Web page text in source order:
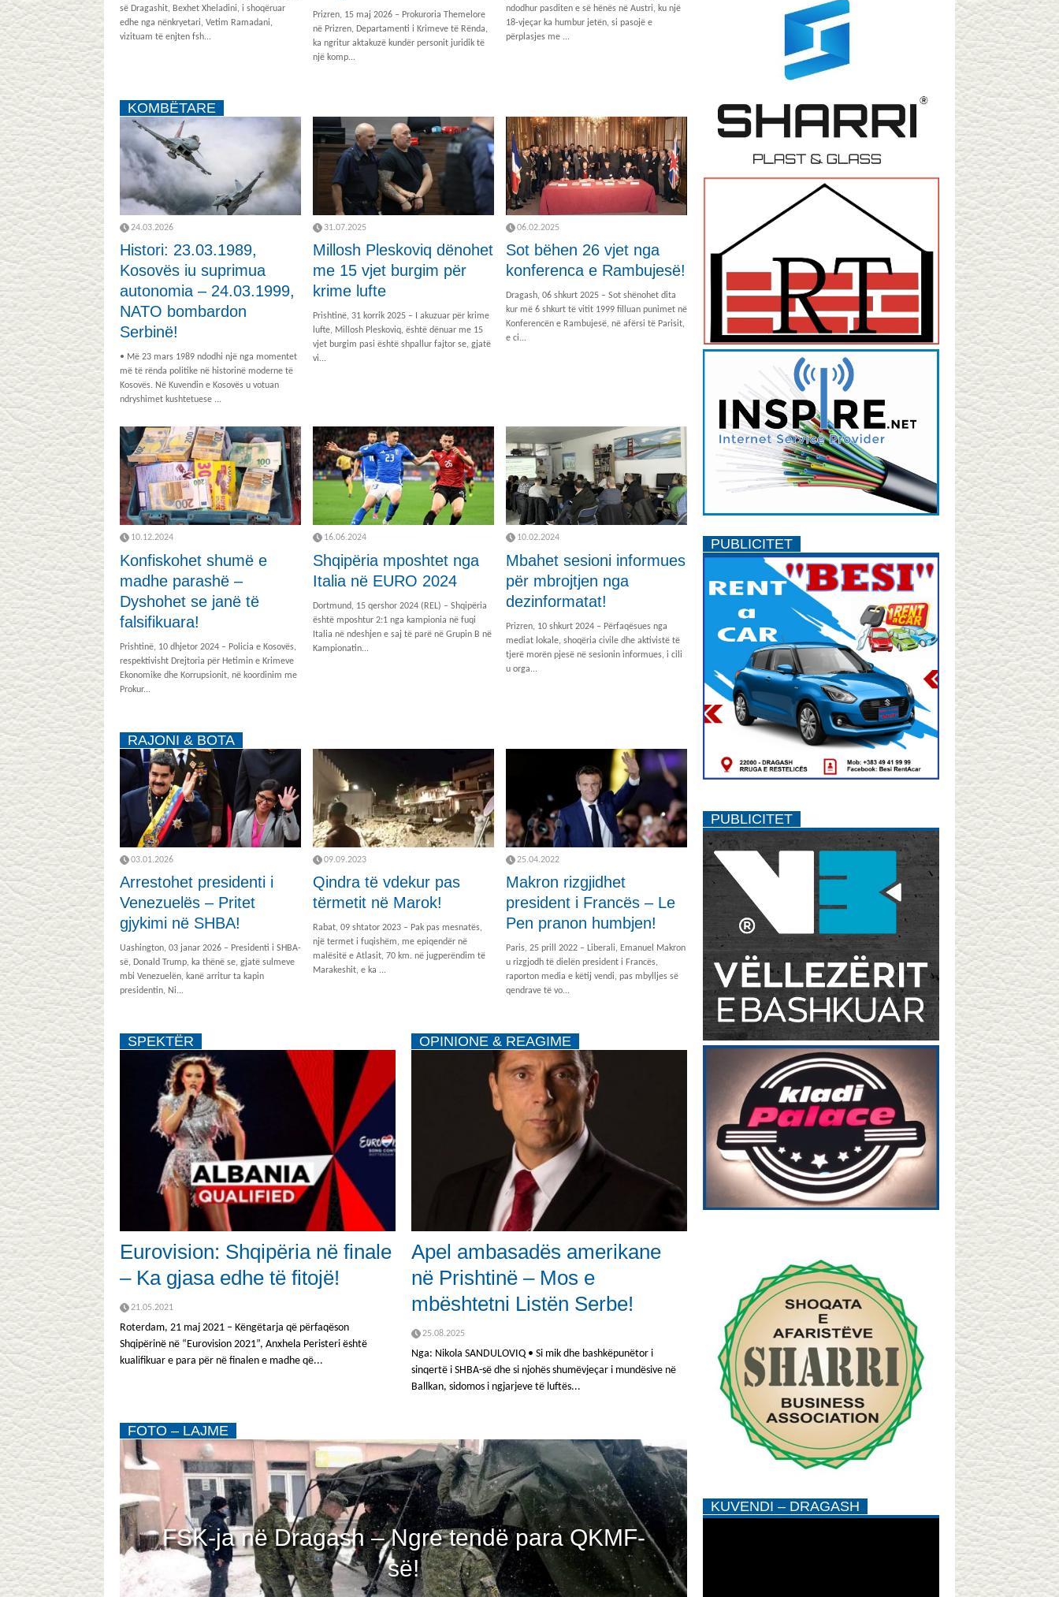
së Dragashit, Bexhet Xheladini, i shoqëruar
edhe nga nënkryetari, Vetim Ramadani,
vizituam të enjten fsh...
Prizren, 15 maj 2026 – Prokuroria Themelore
në Prizren, Departamenti i Krimeve të Rënda,
ka ngritur aktakuzë kundër personit juridik të
një komp...
ndodhur pasditen e së hënës në Austri, ku një
18-vjeçar ka humbur jetën, si pasojë e
përplasjes me ...
KOMBËTARE
24.03.2026
Histori: 23.03.1989,
Kosovës iu suprimua
autonomia – 24.03.1999,
NATO bombardon
Serbinë!
• Më 23 mars 1989 ndodhi një nga momentet
më të rënda politike në historinë moderne të
Kosovës. Në Kuvendin e Kosovës u votuan
ndryshimet kushtetuese ...
31.07.2025
Millosh Pleskoviq dënohet
me 15 vjet burgim për
krime lufte
Prishtinë, 31 korrik 2025 – I akuzuar për krime
lufte, Millosh Pleskoviq, është dënuar me 15
vjet burgim pasi është shpallur fajtor se, gjatë
vi...
06.02.2025
Sot bëhen 26 vjet nga
konferenca e Rambujesë!
Dragash, 06 shkurt 2025 – Sot shënohet dita
kur më 6 shkurt të vitit 1999 filluan punimet në
Konferencën e Rambujesë, në afërsi të Parisit,
e ci...
10.12.2024
Konfiskohet shumë e
madhe parashë –
Dyshohet se janë të
falsifikuara!
Prishtinë, 10 dhjetor 2024 – Policia e Kosovës,
respektivisht Drejtoria për Hetimin e Krimeve
Ekonomike dhe Korrupsionit, në koordinim me
Prokur...
16.06.2024
Shqipëria mposhtet nga
Italia në EURO 2024
Dortmund, 15 qershor 2024 (REL) – Shqipëria
është mposhtur 2:1 nga kampionia në fuqi
Italia në ndeshjen e saj të parë në Grupin B në
Kampionatin...
10.02.2024
Mbahet sesioni informues
për mbrojtjen nga
dezinformatat!
Prizren, 10 shkurt 2024 – Përfaqësues nga
mediat lokale, shoqëria civile dhe aktivistë të
tjerë morën pjesë në sesionin informues, i cili
u orga...
RAJONI & BOTA
03.01.2026
Arrestohet presidenti i
Venezuelës – Pritet
gjykimi në SHBA!
Uashington, 03 janar 2026 – Presidenti i SHBA-
së, Donald Trump, ka thënë se, gjatë sulmeve
mbi Venezuelën, kanë arritur ta kapin
presidentin, Ni...
09.09.2023
Qindra të vdekur pas
tërmetit në Marok!
Rabat, 09 shtator 2023 – Pak pas mesnatës,
një termet i fuqishëm, me epiqendër në
malësitë e Atlasit, 70 km. në jugperëndim të
Marakeshit, e ka ...
25.04.2022
Makron rizgjidhet
president i Francës – Le
Pen pranon humbjen!
Paris, 25 prill 2022 – Liberali, Emanuel Makron
u rizgjodh të dielën president i Francës,
raporton media e këtij vendi, pas mbylljes së
qendrave të vo...
SPEKTËR
Eurovision: Shqipëria në finale
– Ka gjasa edhe të fitojë!
21.05.2021
Roterdam, 21 maj 2021 – Këngëtarja që përfaqëson
Shqipërinë në “Eurovision 2021”, Anxhela Peristeri është
kualifikuar e para për në finalen e madhe që...
OPINIONE & REAGIME
Apel ambasadës amerikane
në Prishtinë – Mos e
mbështetni Listën Serbe!
25.08.2025
Nga: Nikola SANDULOVIQ • Si mik dhe bashkëpunëtor i
sinqertë i SHBA-së dhe si njohës shumëvjeçar i mundësive në
Ballkan, sidomos i ngjarjeve të luftës...
FOTO – LAJME
–
FSK-ja në Dragash – Ngre tendë para QKMF-
së!
Mjekja suedeze e kthen
vlerëson
PUBLICITET
PUBLICITET
KUVENDI – DRAGASH